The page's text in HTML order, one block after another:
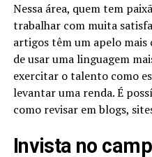
Nessa área, quem tem
trabalhar com muita
artigos têm um apelo
de usar uma linguagem
exercitar o talento como
levantar uma renda. É
como revisar em blogs,
Invista no